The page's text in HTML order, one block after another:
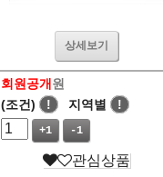
상세보기
회원공개원
(조건) ! 지역별
!
+1 -1
관심상품